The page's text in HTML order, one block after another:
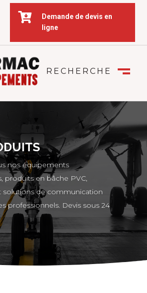

Demande de devis en
ligne
RECHERCHE
nos équipements
produits en bâche PVC,
solutions de communication
professionnels. Devis sous 24